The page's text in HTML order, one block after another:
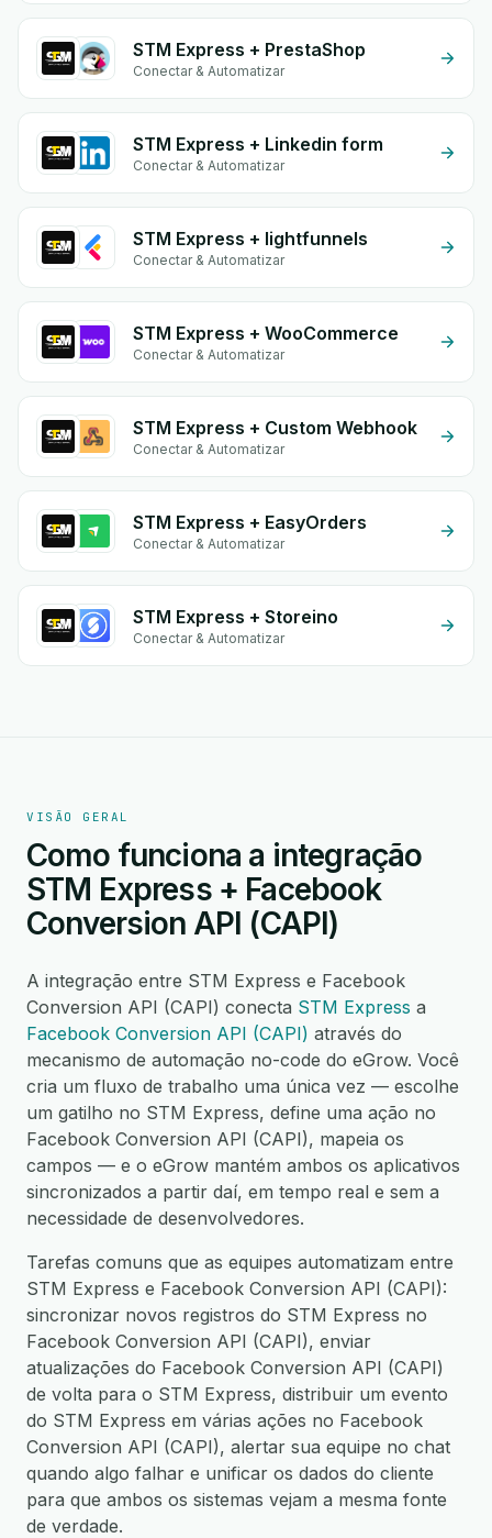
STM Express + PrestaShop
Conectar & Automatizar
STM Express + Linkedin form
Conectar & Automatizar
STM Express + lightfunnels
Conectar & Automatizar
STM Express + WooCommerce
Conectar & Automatizar
STM Express + Custom Webhook
Conectar & Automatizar
STM Express + EasyOrders
Conectar & Automatizar
STM Express + Storeino
Conectar & Automatizar
VISÃO GERAL
Como funciona a integração
STM Express + Facebook
Conversion API (CAPI)
A integração entre STM Express e Facebook
Conversion API (CAPI) conecta STM Express a
Facebook Conversion API (CAPI) através do
mecanismo de automação no-code do eGrow. Você
cria um fluxo de trabalho uma única vez — escolhe
um gatilho no STM Express, define uma ação no
Facebook Conversion API (CAPI), mapeia os
campos — e o eGrow mantém ambos os aplicativos
sincronizados a partir daí, em tempo real e sem a
necessidade de desenvolvedores.
Tarefas comuns que as equipes automatizam entre
STM Express e Facebook Conversion API (CAPI):
sincronizar novos registros do STM Express no
Facebook Conversion API (CAPI), enviar
atualizações do Facebook Conversion API (CAPI)
de volta para o STM Express, distribuir um evento
do STM Express em várias ações no Facebook
Conversion API (CAPI), alertar sua equipe no chat
quando algo falhar e unificar os dados do cliente
para que ambos os sistemas vejam a mesma fonte
de verdade.